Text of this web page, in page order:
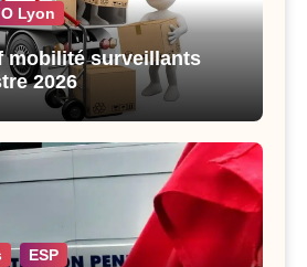
Lyon
mobilité surveillants
2026
ESP